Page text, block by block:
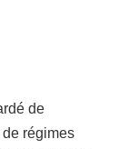
de
régimes